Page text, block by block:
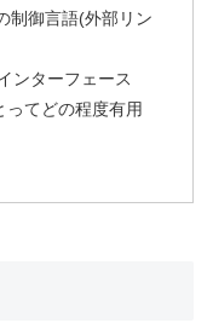
制御言語(外部リン
ンターフェース
てどの程度有用